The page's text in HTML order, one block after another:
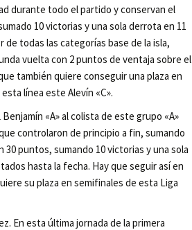
durante todo el partido y conservan el
10 victorias y una sola derrota en 11
de todas las categorías base de la isla,
vuelta con 2 puntos de ventaja sobre el
también quiere conseguir una plaza en
línea este Alevín «C».
«A» al colista de este grupo «A»
controlaron de principio a fin, sumando
puntos, sumando 10 victorias y una sola
hasta la fecha. Hay que seguir así en
su plaza en semifinales de esta Liga
En esta última jornada de la primera